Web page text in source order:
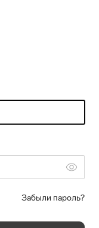
Забыли пароль?